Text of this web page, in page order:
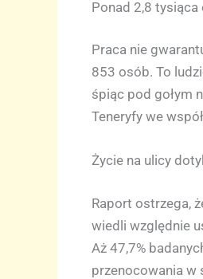
Ponad 2,8 tysiąca
Praca nie
853 osób. To
śpiąc pod gołym
Teneryfy we
Życie na ulicy
Raport ostrzega,
wiedli względnie
Aż 47,7%
przenocowania w